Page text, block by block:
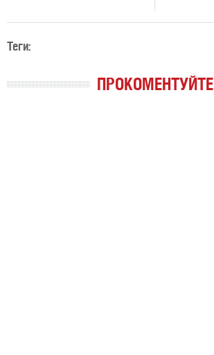
Теги:
ПРОКОМЕНТУЙТЕ